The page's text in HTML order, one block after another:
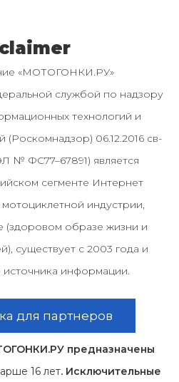
«МОТОГОНКИ.РУ»
службой по надзору
технологий и
(Роскомнадзор) 06.12.2016 св-
№ ФС77–67891) является
сегменте Интернет
индустрии,
(здоровом образе жизни и
существует с 2003 года и
информации.
для партнеров
предназначены
16 лет. Исключительные